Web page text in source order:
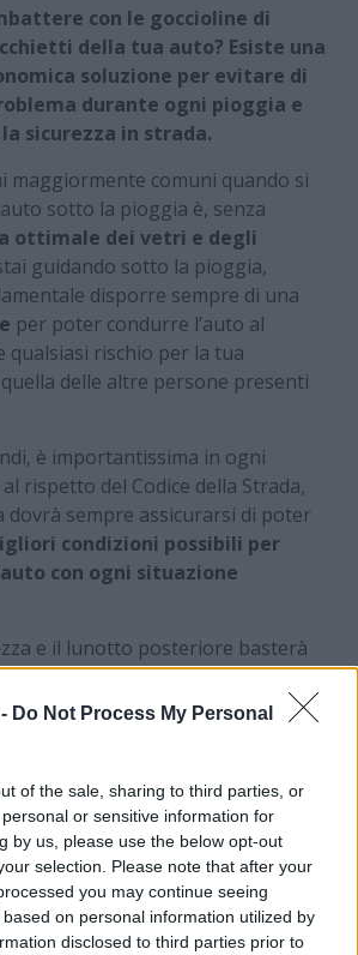
Do Not Process My Personal
of the sale, sharing to third parties, or
or sensitive information for
by us, please use the below opt-out
selection. Please note that after your
you may continue seeing
on personal information utilized by
disclosed to third parties prior to
con le goccioline di
della tua auto? Esiste una
soluzione per evitare di
durante ogni pioggia e
sicurezza in strada.
maggiormente comuni quando si
sotto la pioggia è, senza
ottimale dei vetri e degli
guidando sotto la pioggia,
disporre sempre di una
per poter condurre l’auto al
qualsiasi rischio per la tua
delle altre persone presenti
è importantissima in ogni
rispetto del Codice della Strada,
dovrà sempre assicurarsi di poter
condizioni possibili per
con ogni situazione
e il lunotto posteriore basterà
funzionanti per avere una
si potrà dire la stessa cosa per
è alla guida sfrutterà gli
emonitorare la
al veicolo. La presenza delle
su di essi, però, potrebbe
corretta visuale. Come risolvere?
che ti farà perdere la testa.